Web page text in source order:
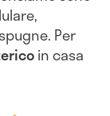
Per
in casa